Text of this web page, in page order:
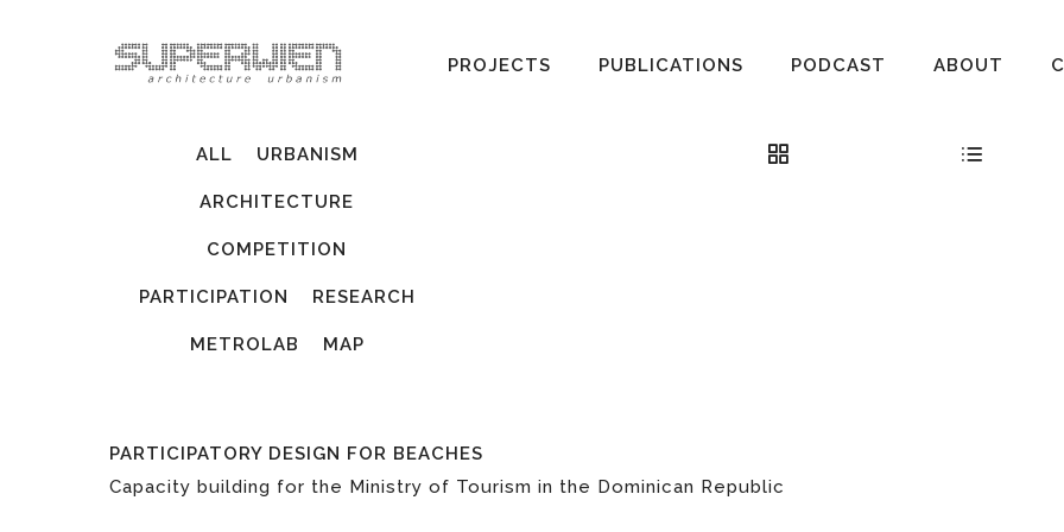
PROJECTS PUBLICATIONS PODCAST ABOUT
ALL URBANISM
ARCHITECTURE
COMPETITION
PARTICIPATION RESEARCH
METROLAB MAP
PARTICIPATORY DESIGN FOR BEACHES
Capacity building for the Ministry of Tourism in the Dominican Republic